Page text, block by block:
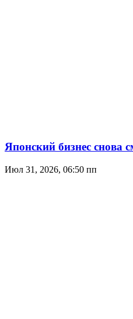
Японский бизнес снова
Июл 31, 2026, 06:50 пп